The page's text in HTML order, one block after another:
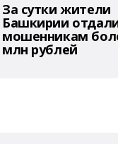
За сутки жители
Башкирии
мошенникам
млн рублей